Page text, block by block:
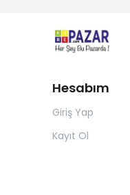
Hesabım
Giriş Yap
Kayıt Ol